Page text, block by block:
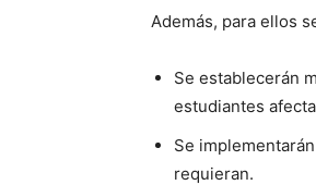
Además, para ellos
Se establecerán
estudiantes
Se
requieran.